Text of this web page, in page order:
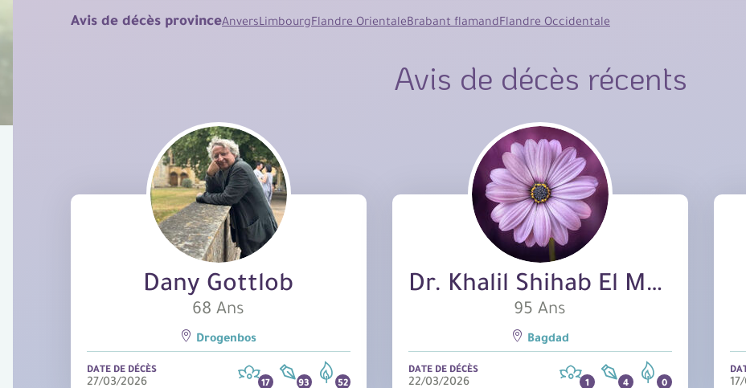
Avis de décès provinceAnversLimbourgFlandre OrientaleBrabant flamandFlandre Occidentale
Avis de décès récents
Dany Gottlob
68 Ans
Drogenbos
DATE DE DÉCÈS
27/03/2026
Dr. Khalil Shihab El Meshhedani
95 Ans
Bagdad
DATE DE DÉCÈS
22/03/2026